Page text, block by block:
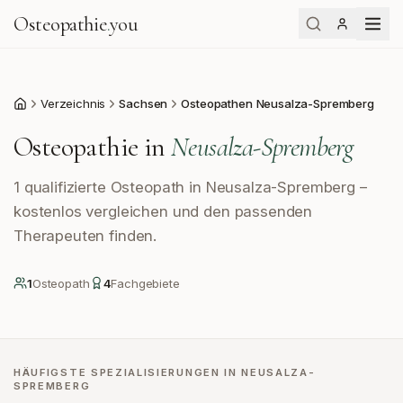
Osteopathie.you
Start Verzeichnis Sachsen Osteopathen Neusalza-Spremberg
Osteopathie inNeusalza-Spremberg
1 qualifizierte Osteopath in Neusalza-Spremberg –
kostenlos vergleichen und den passenden
Therapeuten finden.
1Osteopath 4Fachgebiete
HÄUFIGSTE SPEZIALISIERUNGEN INNEUSALZA-
SPREMBERG